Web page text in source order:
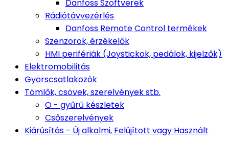
Danfoss Szoftverek
Rádiótávvezérlés
Danfoss Remote Control termékek
Szenzorok, érzékelők
HMI perifériák (Joystickok, pedálok, kijelzők)
Elektromobilitás
Gyorscsatlakozók
Tömlők, csövek, szerelvények stb.
O - gyűrű készletek
Csőszerelvények
Kiárúsítás - Új alkalmi, Felújított vagy Használt